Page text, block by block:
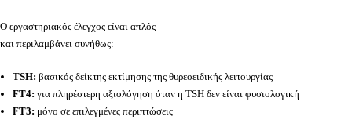
Ο εργαστηριακός έλεγχος είναι απλός
και περιλαμβάνει συνήθως:
TSH: βασικός δείκτης εκτίμησης της θυρεοειδικής λειτουργίας
FT4: για πληρέστερη αξιολόγηση όταν η TSH δεν είναι φυσιολογική
FT3: μόνο σε επιλεγμένες περιπτώσεις